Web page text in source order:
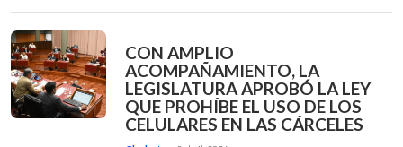
CON AMPLIO
ACOMPAÑAMIENTO, LA
LEGISLATURA APROBÓ LA LEY
QUE PROHÍBE EL USO DE LOS
CELULARES EN LAS CÁRCELES